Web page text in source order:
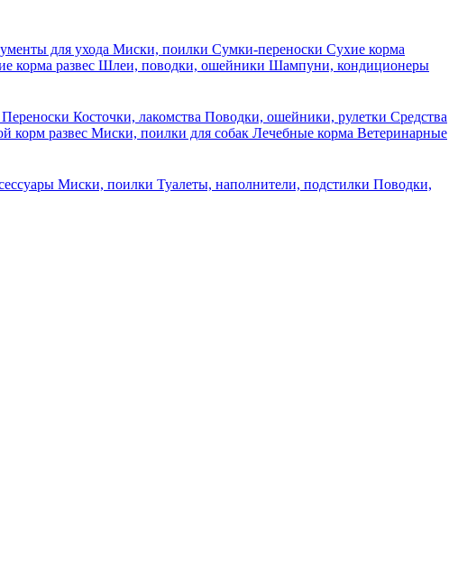
для ухода Миски, поилки Сумки-переноски Сухие корма
корма развес Шлеи, поводки, ошейники Шампуни, кондиционеры
Переноски Косточки, лакомства Поводки, ошейники, рулетки Средства
корм развес Миски, поилки для собак Лечебные корма Ветеринарные
Миски, поилки Туалеты, наполнители, подстилки Поводки,